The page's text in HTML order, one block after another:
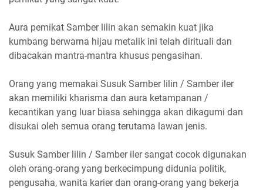
Aura pemikat Samber lilin akan semakin kuat jika
kumbang berwarna hijau metalik ini telah dirituali dan
dibacakan mantra-mantra khusus pengasihan.
Orang yang memakai Susuk Samber lilin / Samber iler
akan memiliki kharisma dan aura ketampanan /
kecantikan yang luar biasa sehingga akan dikagumi dan
disukai oleh semua orang terutama lawan jenis.
Susuk Samber lilin / Samber iler sangat cocok digunakan
oleh orang-orang yang berkecimpung didunia politik,
pengusaha, wanita karier dan orang-orang yang bekerja